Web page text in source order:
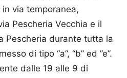
in via temporanea,
Pescheria Vecchia e il
Pescheria durante tutta la
di tipo “a”, “b” ed ”e”.
dalle 19 alle 9 di